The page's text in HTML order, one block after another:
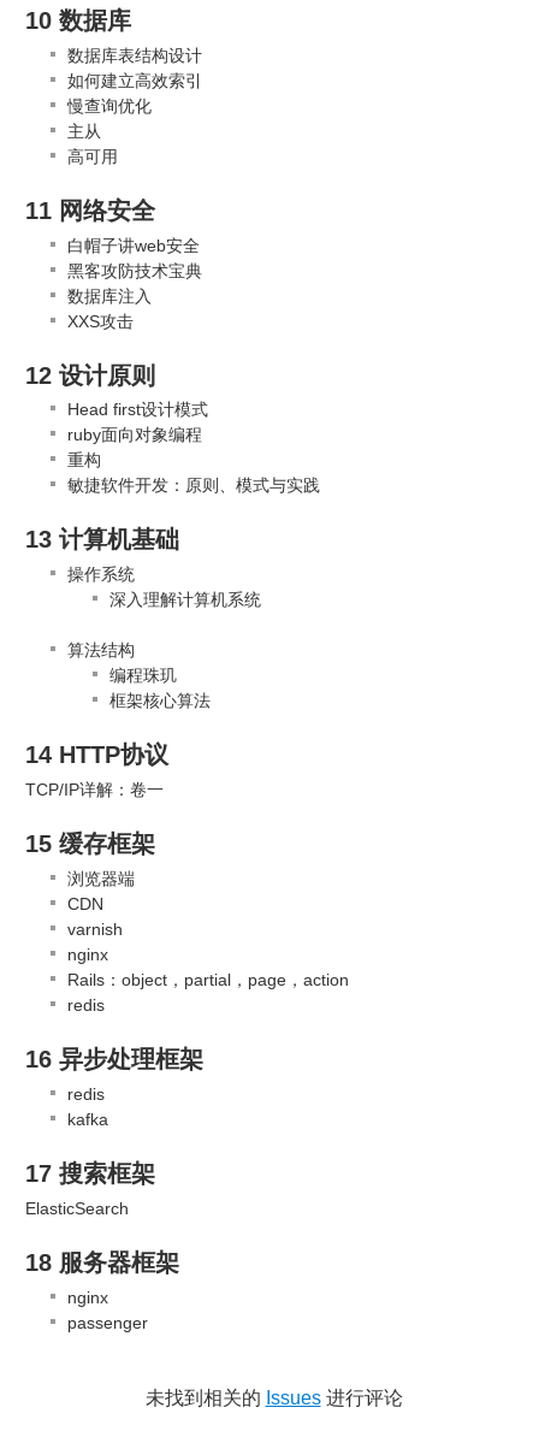
10 数据库
数据库表结构设计
如何建立高效索引
慢查询优化
主从
高可用
11 网络安全
白帽子讲web安全
黑客攻防技术宝典
数据库注入
XXS攻击
12 设计原则
Head first设计模式
ruby面向对象编程
重构
敏捷软件开发：原则、模式与实践
13 计算机基础
操作系统
深入理解计算机系统
算法结构
编程珠玑
框架核心算法
14 HTTP协议
TCP/IP详解：卷一
15 缓存框架
浏览器端
CDN
varnish
nginx
Rails：object，partial，page，action
redis
16 异步处理框架
redis
kafka
17 搜索框架
ElasticSearch
18 服务器框架
nginx
passenger
未找到相关的 Issues进行评论